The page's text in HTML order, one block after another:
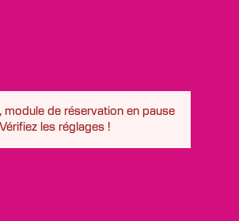
module de réservation en pause
les réglages !